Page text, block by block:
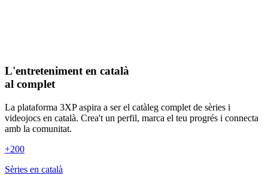
L'entreteniment en català
al complet
La plataforma 3XP aspira a ser el catàleg complet de sèries i
videojocs en català. Crea't un perfil, marca el teu progrés i connecta
amb la comunitat.
+200
Sèries en català